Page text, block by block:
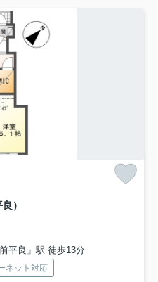
）
平良」駅 徒歩13分
ネット対応